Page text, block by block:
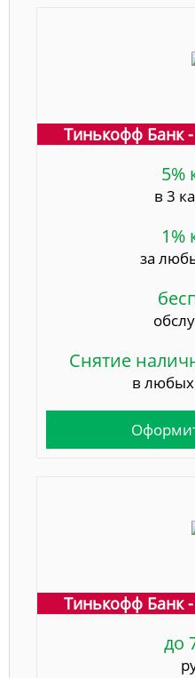
Тинькофф Банк -
5%
в 3
1%
за
Снятие
в
Тинькофф Банк -
до